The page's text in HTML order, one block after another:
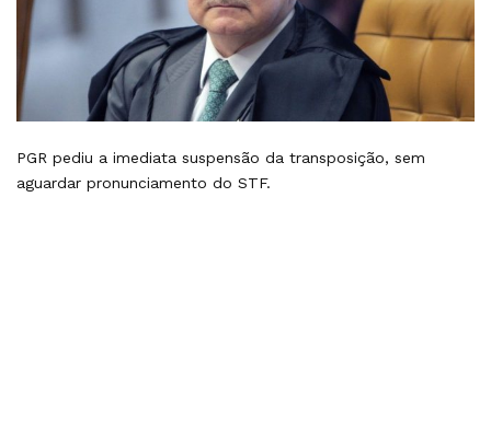
PGR pediu a imediata suspensão da transposição, sem
aguardar pronunciamento do STF.